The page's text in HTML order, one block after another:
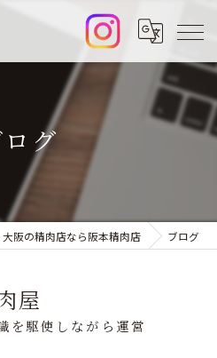
ログ
大阪の精肉店なら阪本精肉店 ブログ
屋
を駆使しながら運営